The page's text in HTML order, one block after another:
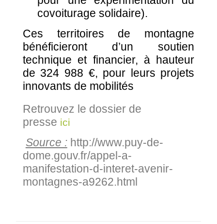
covoiturage solidaire).
Ces territoires de montagne
bénéficieront d’un soutien
technique et financier, à hauteur
de 324 988 €, pour leurs projets
innovants de mobilités
Retrouvez le dossier de
presse ici
Source : http://www.puy-de-
dome.gouv.fr/appel-a-
manifestation-d-interet-avenir-
montagnes-a9262.html